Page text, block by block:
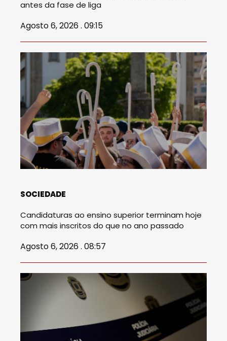
antes da fase de liga
Agosto 6, 2026 . 09:15
SOCIEDADE
Candidaturas ao ensino superior terminam hoje
com mais inscritos do que no ano passado
Agosto 6, 2026 . 08:57